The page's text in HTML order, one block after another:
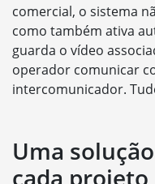
comercial, o sistema
como também ativa
guarda o vídeo
operador comunicar
intercomunicador.
Uma
cada projeto